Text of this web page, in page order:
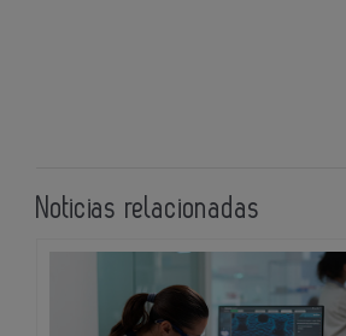
Noticias relacionadas